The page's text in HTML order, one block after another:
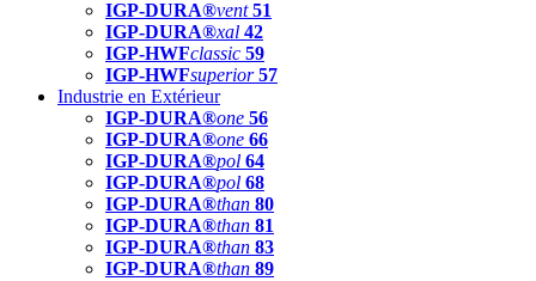
IGP-DURA®vent 51
IGP-DURA®xal 42
IGP-HWFclassic 59
IGP-HWFsuperior 57
Industrie en Extérieur
IGP-DURA®one 56
IGP-DURA®one 66
IGP-DURA®pol 64
IGP-DURA®pol 68
IGP-DURA®than 80
IGP-DURA®than 81
IGP-DURA®than 83
IGP-DURA®than 89